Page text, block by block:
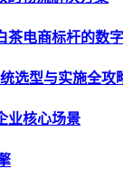
茶电商标杆的数
选型与实施全攻
业核心场景